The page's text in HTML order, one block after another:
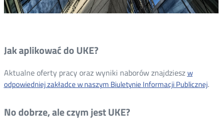
Jak aplikować do UKE?
Aktualne oferty pracy oraz wyniki naborów znajdzieszw
odpowiedniej zakładce w naszym Biuletynie Informacji Publicznej.
No dobrze, ale czym jest UKE?